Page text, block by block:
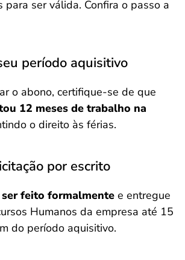
para ser válida. Confira o passo a
período aquisitivo
o abono, certifique-se de que
12 meses de trabalho na
o direito às férias.
por escrito
feito formalmente e entregue
Humanos da empresa até 15
do período aquisitivo.